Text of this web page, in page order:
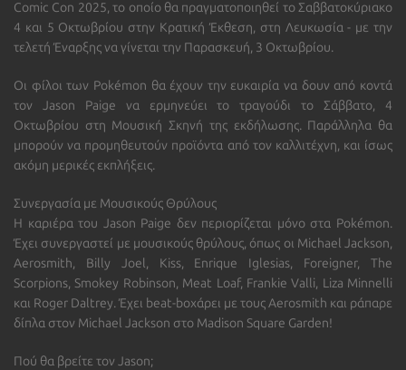
Comic Con 2025, το οποίο θα πραγματοποιηθεί το Σαββατοκύριακο
4 και 5 Οκτωβρίου στην Κρατική Έκθεση, στη Λευκωσία - με την
τελετή Έναρξης να γίνεται την Παρασκευή, 3 Οκτωβρίου.
Οι φίλοι των Pokémon θα έχουν την ευκαιρία να δουν από κοντά
τον Jason Paige να ερμηνεύει το τραγούδι το Σάββατο, 4
Οκτωβρίου στη Μουσική Σκηνή της εκδήλωσης. Παράλληλα θα
μπορούν να προμηθευτούν προϊόντα από τον καλλιτέχνη, και ίσως
ακόμη μερικές εκπλήξεις.
Συνεργασία με Μουσικούς Θρύλους
Η καριέρα του Jason Paige δεν περιορίζεται μόνο στα Pokémon.
Έχει συνεργαστεί με μουσικούς θρύλους, όπως οι Michael Jackson,
Aerosmith, Billy Joel, Kiss, Enrique Iglesias, Foreigner, The
Scorpions, Smokey Robinson, Meat Loaf, Frankie Valli, Liza Minnelli
και Roger Daltrey. Έχει beat-boxάρει με τους Aerosmith και ράπαρε
δίπλα στον Michael Jackson στο Madison Square Garden!
Πού θα βρείτε τον Jason;